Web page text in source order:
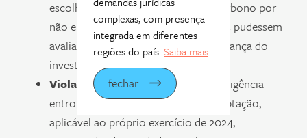
escolhido (compra de créditos de carbono por
não emissores), sem que as entidades pudessem
avaliar a efetiva necessidade ou segurança do
investimento.
Violação à segurança jurídica
: a exigência
entrou em vigor sem período de adaptação,
aplicável ao próprio exercício de 2024,
complexas, com presença
integrada em diferentes
regiões do país.Saiba mais.
fechar